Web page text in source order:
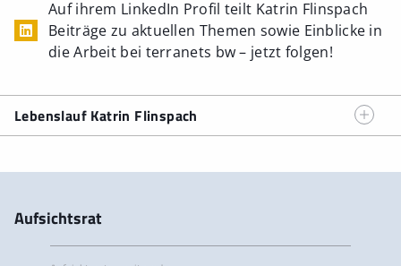
Auf ihrem LinkedIn Profil teilt Katrin Flinspach
Beiträge zu aktuellen Themen sowie Einblicke in
die Arbeit bei terranets bw – jetzt folgen!
Lebenslauf Katrin Flinspach
Aufsichtsrat